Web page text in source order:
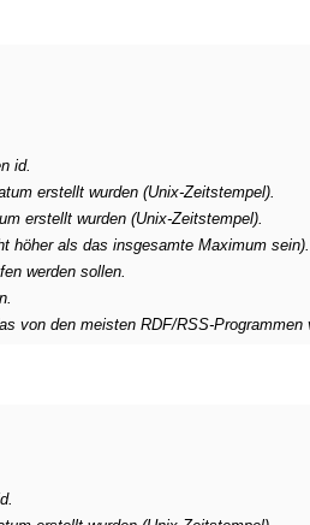
id.
erstellt wurden (Unix-Zeitstempel).
erstellt wurden (Unix-Zeitstempel).
höher als das insgesamte Maximum sein).
werden sollen.
von den meisten RDF/RSS-Programmen